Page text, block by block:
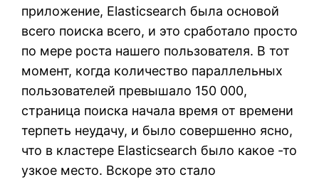
приложение, Elasticsearch была основой
всего поиска всего, и это сработало просто
по мере роста нашего пользователя. В тот
момент, когда количество параллельных
пользователей превышало 150 000,
страница поиска начала время от времени
терпеть неудачу, и было совершенно ясно,
что в кластере Elasticsearch было какое -то
узкое место. Вскоре это стало